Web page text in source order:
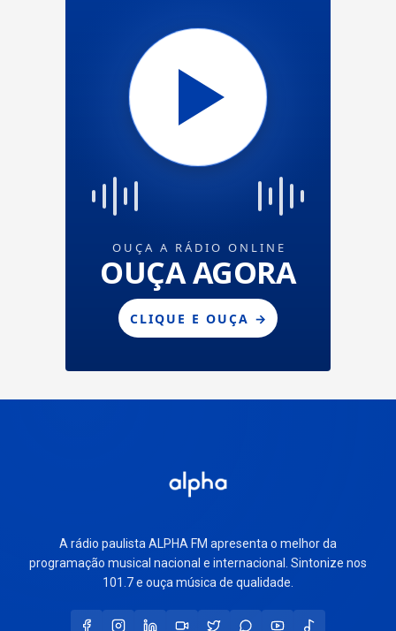
A rádio paulista ALPHA FM apresenta o melhor da
programação musical nacional e internacional. Sintonize nos
101.7 e ouça música de qualidade.